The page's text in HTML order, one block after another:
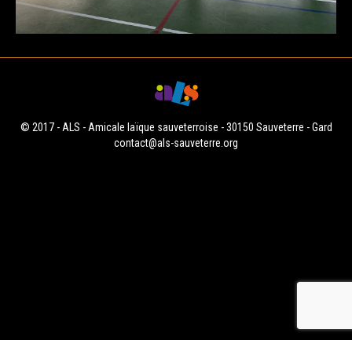
© 2017 - ALS - Amicale laïque sauveterroise - 30150 Sauveterre - Gard
contact@als-sauveterre.org